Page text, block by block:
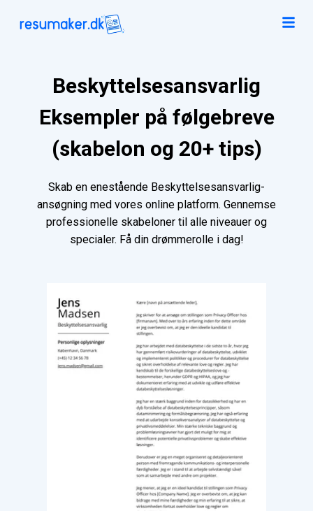
Beskyttelsesansvarlig
Eksempler på følgebreve
(skabelon og 20+ tips)
Skab en enestående Beskyttelsesansvarlig-
ansøgning med vores online platform. Gennemse
professionelle skabeloner til alle niveauer og
specialer. Få din drømmerolle i dag!